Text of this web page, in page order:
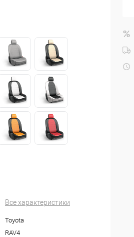
Все характеристики
Toyota
RAV4